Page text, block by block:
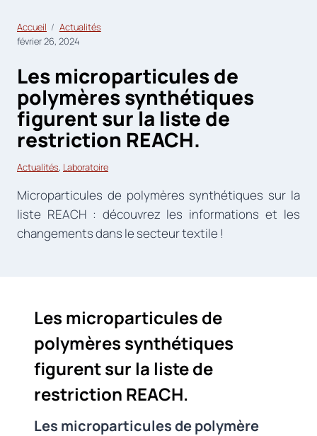
Accueil
Actualités
février 26, 2024
Les microparticules de
polymères synthétiques
figurent sur la liste de
restriction REACH.
Actualités, Laboratoire
Microparticules de polymères synthétiques sur la
liste REACH : découvrez les informations et les
changements dans le secteur textile !
Les microparticules de
polymères synthétiques
figurent sur la liste de
restriction REACH.
Les microparticules de polymère